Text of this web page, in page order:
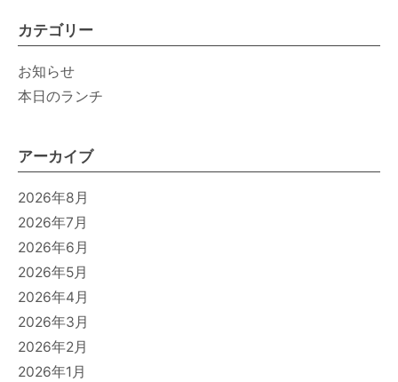
カテゴリー
お知らせ
本日のランチ
アーカイブ
2026年8月
2026年7月
2026年6月
2026年5月
2026年4月
2026年3月
2026年2月
2026年1月